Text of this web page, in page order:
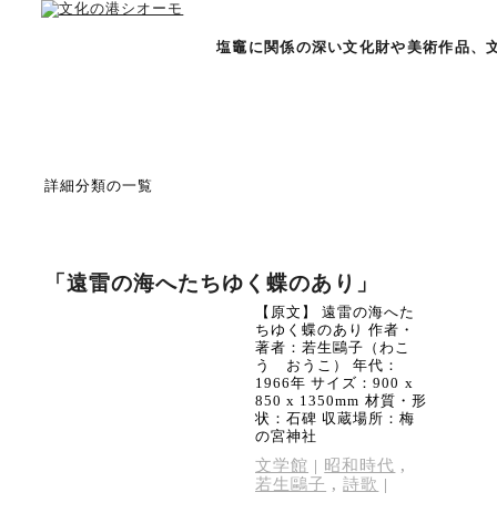
塩竈に関係の深い文化財や美術作品、
詳細分類の一覧
「遠雷の海へたちゆく蝶のあり」
【原文】 遠雷の海へた
ちゆく蝶のあり 作者・
著者：若生鷗子（わこ
う おうこ） 年代：
1966年 サイズ：900 x
850 x 1350mm 材質・形
状：石碑 収蔵場所：梅
の宮神社
文学館 | 昭和時代 ,
若生鷗子 ,詩歌 |